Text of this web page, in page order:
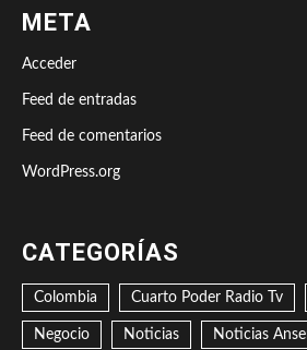
META
Acceder
Feed de entradas
Feed de comentarios
WordPress.org
CATEGORÍAS
Colombia Cuarto Poder Radio Tv
Negocio Noticias Noticias